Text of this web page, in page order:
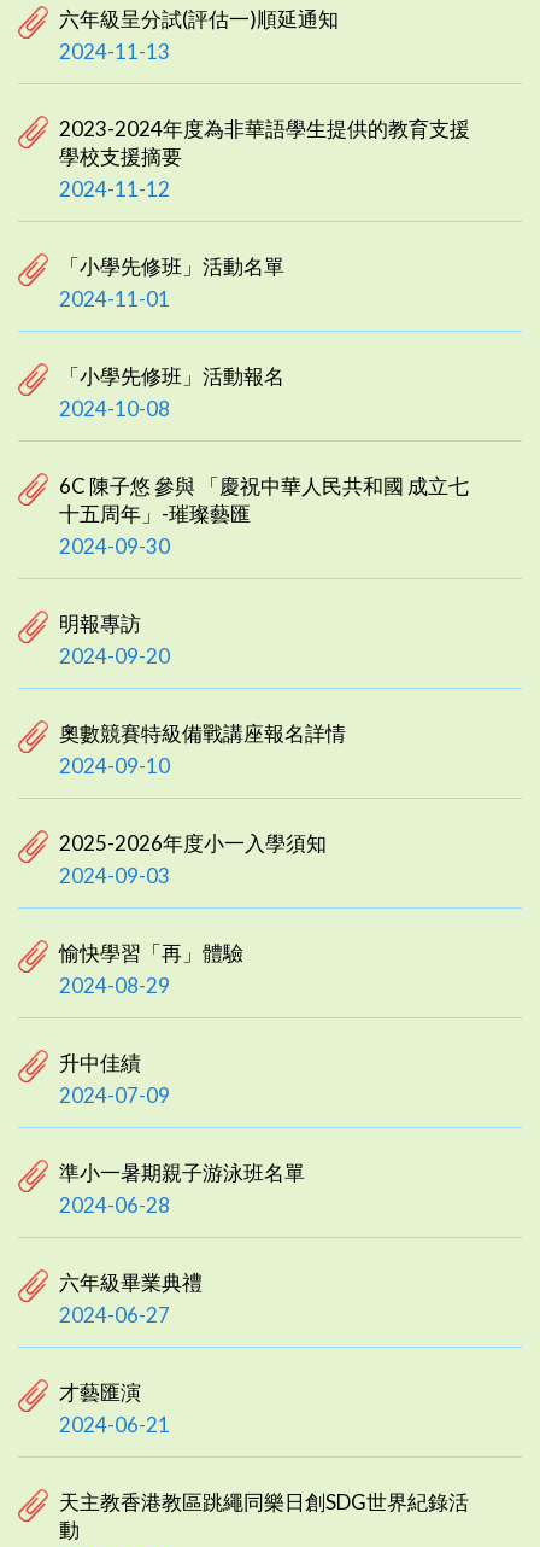
六年級呈分試(評估一)順延通知
2024-11-13
2023-2024年度為非華語學生提供的教育支援
學校支援摘要
2024-11-12
「小學先修班」活動名單
2024-11-01
「小學先修班」活動報名
2024-10-08
6C 陳子悠 參與 「慶祝中華人民共和國 成立七
十五周年」-璀璨藝匯
2024-09-30
明報專訪
2024-09-20
奧數競賽特級備戰講座報名詳情
2024-09-10
2025-2026年度小一入學須知
2024-09-03
愉快學習「再」體驗
2024-08-29
升中佳績
2024-07-09
準小一暑期親子游泳班名單
2024-06-28
六年級畢業典禮
2024-06-27
才藝匯演
2024-06-21
天主教香港教區跳繩同樂日創SDG世界紀錄活
動